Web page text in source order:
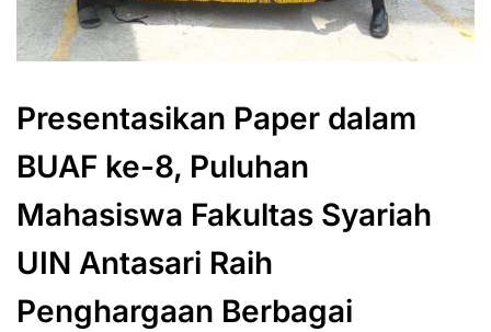
Presentasikan Paper dalam
BUAF ke-8, Puluhan
Mahasiswa Fakultas Syariah
UIN Antasari Raih
Penghargaan Berbagai